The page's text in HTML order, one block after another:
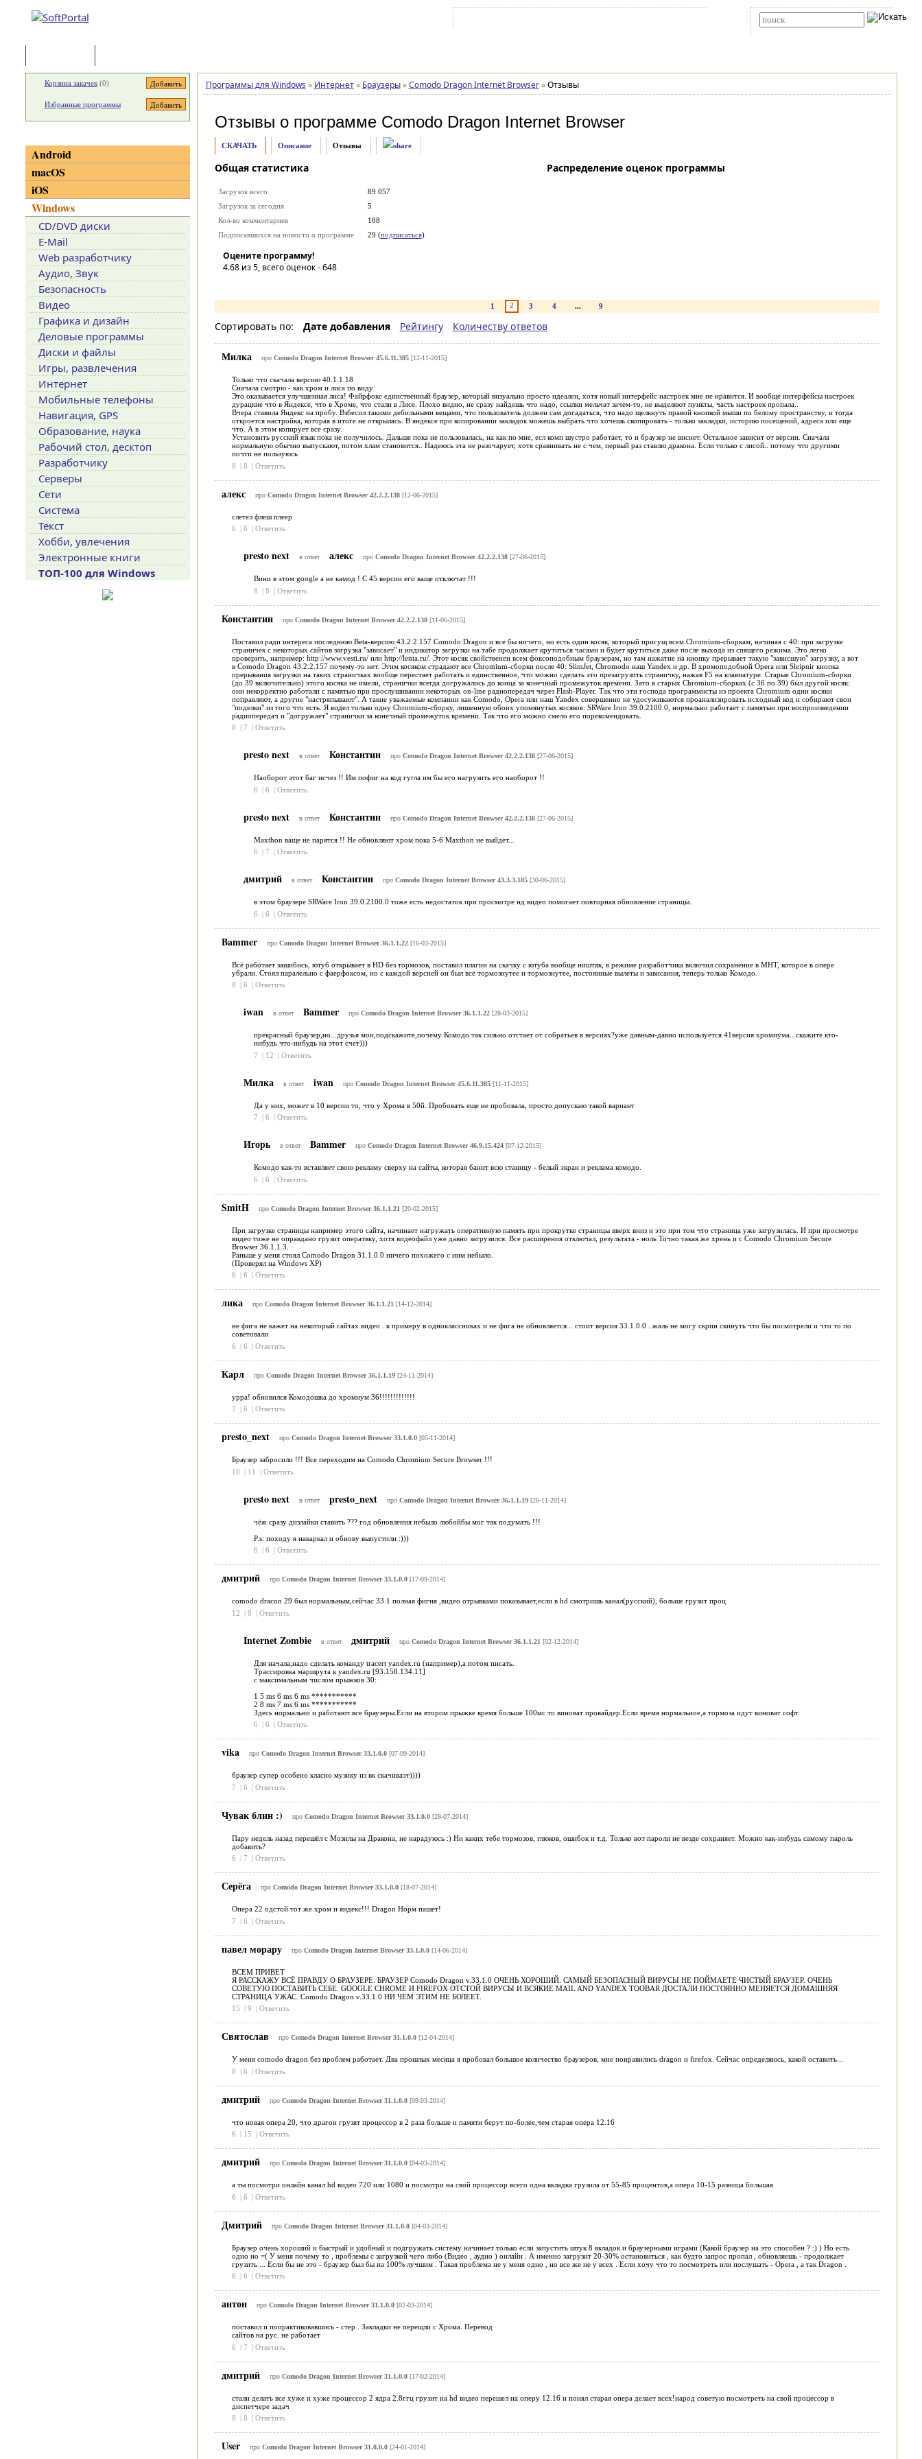
Программы для Windows » Интернет » Браузеры » Comodo Dragon Internet Browser » Отзывы
Отзывы о программе Comodo Dragon Internet Browser
СКАЧАТЬ Описание Отзывы
Общая статистика
Загрузок всего
89 057
Загрузок за сегодня
5
Кол-во комментариев
188
Подписавшихся на новости о программе
29 (подписаться)
Оцените программу!
4.68из 5, всего оценок -648
Распределение оценок программы
1 2 3 4 ... 9
Сортировать по: Дате добавления Рейтингу Количеству ответов
Милка про Comodo Dragon Internet Browser 45.6.11.385[12-11-2015]
Только что скачала версию 40.1.1.18
Сначала смотрю - как хром и лиса по виду
Это оказывается улучшенная лиса! Файрфокс единственный браузер, который визуально просто идеален, хотя новый интерфейс настроек мне не нравится. И вообще интерфейсы настроек
дурацкие что в Яндексе, что в Хроме, что стали в Лисе. Плохо видно, не сразу найдешь что надо, ссылки мельчат зачем-то, не выделяют пункты, часть настроек пропала..
Вчера ставила Яндекс на пробу. Взбесил такими дебильными вещами, что пользователь должен сам догадаться, что надо щелкнуть правой кнопкой мыши по белому пространству, и тогда
откроется настройка, которая в итоге не открылась. В яндексе при копировании закладок можешь выбрать что хочешь скопировать - только закладки, историю посещений, адреса или еще
что. А в этом копирует все сразу.
Установить русский язык пока не получилось. Дальше пока не пользовалась, на как по мне, есл комп шустро работает, то и браузер не виснет. Остальное зависит от версии. Сначала
нормальную обычно выпускают, потом хлам становится.. Надеюсь эта не разочарует, хотя сравнивать не с чем, первый раз ставлю дракона. Если только с лисой.. потому что другими
почти не пользуюсь
8
| 8 | Ответить
алекс про Comodo Dragon Internet Browser 42.2.2.138[12-06-2015]
слетел флеш плеер
6
| 6 | Ответить
presto next в ответ алекс про Comodo Dragon Internet Browser 42.2.2.138[27-06-2015]
Вини в этом google а не камод ! С 45 версии его ваще отключат !!!
8
| 8 | Ответить
Константин про Comodo Dragon Internet Browser 42.2.2.138[11-06-2015]
Поставил ради интереса последнюю Beta-версию 43.2.2.157 Comodo Dragon и все бы ничего, но есть один косяк, который присущ всем Chromium-сборкам, начиная с 40: при загрузке
страничек с некоторых сайтов загрузка "зависает" и индикатор загрузки на табе продолжает крутиться часами и будет крутиться даже после выхода из спящего режима. Это легко
проверить, например: http://www.vesti.ru/ или http://lenta.ru/. Этот косяк свойственен всем фоксоподобным браузерам, но там нажатие на кнопку прерывает такую "зависшую" загрузку, а вот
в Comodo Dragon 43.2.2.157 почему-то нет. Этим косяком страдают все Chromium-сборки после 40: SlimJet, Chromodo наш Yandex и др. В хромоподобной Opera или Sleipnir кнопка
прерывания загрузки на таких страничках вообще перестает работать и единственное, что можно сделать это презагрузить страничку, нажав F5 на клавиатуре. Старые Chromium-сборки
(до 39 включительно) этого косяка не имели, странички всегда догружались до конца за конечный промежуток времени. Зато в старых Chromium-сборках (с 36 по 39) был другой косяк:
они некорректно работали с памятью при прослушивании некоторых on-line радиопередач через Flash-Player. Так что эти господа программисты из проекта Chromium одни косяки
поправляют, а другие "настряпывают". А такие уважаемые компании как Comodo, Opera или наш Yandex совершенно не удосуживаются проанализировать исходный код и собирают свои
"поделки" из того что есть. Я видел только одну Chromium-сборку, лишенную обоих упомянутых косяков: SRWare Iron 39.0.2100.0, нормально работает с памятью при воспроизведении
радиопередач и "догружает" странички за конечный промежуток времени. Так что его можно смело его порекомендовать.
8
| 7 | Ответить
presto next в ответ Константин про Comodo Dragon Internet Browser 42.2.2.138[27-06-2015]
Наоборот этот баг исчез !! Им пофиг на код гугла им бы его нагрузить его наоборот !!
6
| 6 | Ответить
presto next в ответ Константин про Comodo Dragon Internet Browser 42.2.2.138[27-06-2015]
Maxthon ваще не парятся !! Не обновляют хром пока 5-6 Maxthon не выйдет...
6
| 7 | Ответить
дмитрий в ответ Константин про Comodo Dragon Internet Browser 43.3.3.185[30-06-2015]
в этом браузере SRWare Iron 39.0.2100.0 тоже есть недостаток при просмотре нд видео помогает повторная обновление страницы.
6
| 6 | Ответить
Bammer про Comodo Dragon Internet Browser 36.1.1.22[16-03-2015]
Всё работает зашибись, ютуб открывает в HD без тормозов, поставил плагин на скачку с ютуба вообще ништяк, в режиме разработчика включил сохранение в MHT, которое в опере
убрали. Стоял паралельно с фаерфоксом, но с каждой версией он был всё тормознутее и тормознутее, постоянные вылеты и зависания, теперь только Комодо.
8
| 6 | Ответить
iwan в ответ Bammer про Comodo Dragon Internet Browser 36.1.1.22[28-03-2015]
прекрасный браузер,но...друзья мои,подскажите,почему Комодо так сильно отстает от собратьев в версиях?уже давным-давно используется 41версия хромиума...скажите кто-
нибудь что-нибудь на этот счет)))
7
| 12 | Ответить
Милка в ответ iwan про Comodo Dragon Internet Browser 45.6.11.385[11-11-2015]
Да у них, может в 10 версии то, что у Хрома в 50й. Пробовать еще не пробовала, просто допускаю такой вариант
7
| 6 | Ответить
Игорь в ответ Bammer про Comodo Dragon Internet Browser 46.9.15.424[07-12-2015]
Комодо как-то вставляет свою рекламу сверху на сайты, которая банит всю станицу - белый экран и реклама комодо.
6
| 6 | Ответить
SmitH про Comodo Dragon Internet Browser 36.1.1.21 [20-02-2015]
При загрузке страницы например этого сайта, начинает нагружать оперативную память при прокрутке страницы вверх вниз и это при том что страница уже загрузилась. И при просмотре
видео тоже не оправдано грузит оператвку, хотя видеофайл уже давно загрузился. Все расширения отключал, результата - ноль Точно такая же хрень и с Comodo Chromium Secure
Browser 36.1.1.3.
Раньше у меня стоял Comodo Dragon 31.1.0.0 ничего похожего с ним небыло.
(Проверял на Windows XP)
6
| 6 | Ответить
лика про Comodo Dragon Internet Browser 36.1.1.21 [14-12-2014]
не фига не кажет на некоторый сайтах видео . к примеру в одноклассниках и не фига не обновляется .. стоит версия 33.1.0.0 . жаль не могу скрин скинуть что бы посмотрели и что то по
советовали
6
| 6 | Ответить
Карл про Comodo Dragon Internet Browser 36.1.1.19[24-11-2014]
урра! обновился Комодошка до хромиум 36!!!!!!!!!!!!!
7
| 6 | Ответить
presto_next про Comodo Dragon Internet Browser 33.1.0.0[05-11-2014]
Браузер забросили !!! Все переходим на Comodo Chromium Secure Browser !!!
10
| 11 | Ответить
presto next в ответ presto_next про Comodo Dragon Internet Browser 36.1.1.19[26-11-2014]
чёж сразу дизлайки ставить ??? год обновления небыло любойбы мог так подумать !!!
P.s: походу я накаркал и обнову выпустили :)))
6
| 6 | Ответить
дмитрий про Comodo Dragon Internet Browser 33.1.0.0[17-09-2014]
comodo dracon 29 был нормальным,сейчас 33.1 полная фигня ,видео отрывками показывает,если в hd смотришь канал(русский), больше грузит проц
12
| 8 | Ответить
Internet Zombie в ответ дмитрий про Comodo Dragon Internet Browser 36.1.1.21 [02-12-2014]
Для начала,надо сделать команду tracert yandex.ru (например),а потом писать.
Трассировка маршрута к yandex.ru [93.158.134.11]
с максимальным числом прыжков 30:
1 5 ms 6 ms 6 ms ***********
2 8 ms 7 ms 6 ms ***********
Здесь нормально и работают все браузеры.Если на втором прыжке время больше 100мс то виноват провайдер.Если время нормальное,а тормоза идут виноват софт.
6
| 6 | Ответить
vika про Comodo Dragon Internet Browser 33.1.0.0[07-09-2014]
браузер супер особено класно музику из вк скачиваэт))))
7
| 6 | Ответить
Чувак блин :) про Comodo Dragon Internet Browser 33.1.0.0[28-07-2014]
Пару недель назад перешёл с Мозилы на Дракона, не нарадуюсь :) Ни каких тебе тормозов, глюков, ошибок и т.д. Только вот пароли не везде сохраняет. Можно как-нибудь самому пароль
добавить?
6
| 7 | Ответить
Серёга про Comodo Dragon Internet Browser 33.1.0.0[18-07-2014]
Опера 22 одстой тот же хром и яндекс!!! Dragon Норм пашет!
7
| 6 | Ответить
павел морару про Comodo Dragon Internet Browser 33.1.0.0[14-06-2014]
ВСЕМ ПРИВЕТ
Я РАССКАЖУ ВСЁ ПРАВДУ О БРАУЗЕРЕ. БРАУЗЕР Comodo Dragon v.33.1.0 ОЧЕНЬ ХОРОШИЙ. САМЫЙ БЕЗОПАСНЫЙ ВИРУСЫ НЕ ПОЙМАЕТЕ ЧИСТЫЙ БРАУЗЕР. ОЧЕНЬ
СОВЕТУЮ ПОСТАВИТЬ СЕБЕ. GOOGLE CHROME И FIREFOX ОТСТОЙ ВИРУСЫ И ВСЯКИЕ MAIL AND YANDEX TOOBAR ДОСТАЛИ ПОСТОЯННО МЕНЯЕТСЯ ДОМАШНЯЯ
СТРАНИЦА УЖАС. Comodo Dragon v.33.1.0 НИ ЧЕМ ЭТИМ НЕ БОЛЕЕТ.
15
| 9 | Ответить
Святослав про Comodo Dragon Internet Browser 31.1.0.0[12-04-2014]
У меня comodo dragon без проблем работает. Два прошлых месяца я пробовал большое количество браузеров, мне понравились dragon и firefox. Сейчас определяюсь, какой оставить...
8
| 6 | Ответить
дмитрий про Comodo Dragon Internet Browser 31.1.0.0[09-03-2014]
что новая опера 20, что драгон грузят процессор в 2 раза больше и памяти берут по-более,чем старая опера 12.16
6
| 15 | Ответить
дмитрий про Comodo Dragon Internet Browser 31.1.0.0[04-03-2014]
а ты посмотри онлайн канал hd видео 720 или 1080 и посмотри на свой процессор всего одна вкладка грузила от 55-85 процентов,а опера 10-15 разница большая
6
| 6 | Ответить
Дмитрий про Comodo Dragon Internet Browser 31.1.0.0[04-03-2014]
Браузер очень хороший и быстрый и удобный и подгружать систему начинает только если запустить штук 8 вкладок и браузерными играми (Какой браузер на это способен ? :) ) Но есть
одно но =( У меня почему то , проблемы с загрузкой чего либо (Видео , аудио ) онлайн . А именно загрузит 20-30% остановиться , как будто запрос пропал , обновляешь - продолжает
грузить ... Если бы не это - браузер был бы на 100% лучшим . Такая проблема не у меня одно , но все же не у всех . Если хочу что то посмотреть или послушать - Opera , а так Dragon .
6
| 6 | Ответить
антон про Comodo Dragon Internet Browser 31.1.0.0[02-03-2014]
поставил и попрактиковавшись - стер . Закладки не перещли с Хрома. Перевод
сайтов на рус. не работает
6
| 7 | Ответить
дмитрий про Comodo Dragon Internet Browser 31.1.0.0[17-02-2014]
стали делать все хуже и хуже процессор 2 ядра 2.8ггц грузит на hd видео перешел на оперу 12.16 и понял старая опера делает всех!народ советую посмотреть на свой процессор в
диспетчере задач
8
| 8 | Ответить
User про Comodo Dragon Internet Browser 31.0.0.0[24-01-2014]
Корзина закачек(0)
Избранные программы
Android
macOS
iOS
Windows
CD/DVD диски
E-Mail
Web разработчику
Аудио, Звук
Безопасность
Видео
Графика и дизайн
Деловые программы
Диски и файлы
Игры, развлечения
Интернет
Мобильные телефоны
Навигация, GPS
Образование, наука
Рабочий стол, десктоп
Разработчику
Серверы
Сети
Система
Текст
Хобби, увлечения
Электронные книги
ТОП-100 для Windows